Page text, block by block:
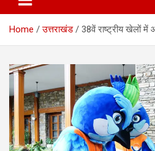
Home उत्तराखंड 38वें राष्ट्रीय खेलों में